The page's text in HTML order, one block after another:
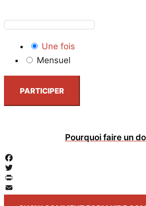
Une fois
Mensuel
PARTICIPER
Pourquoi faire un
Facebook
Twitter
PrintFriendly
Email